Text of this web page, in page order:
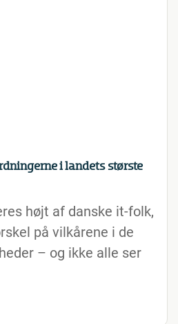
i landets største
højt af danske it-folk,
på vilkårene i de
– og ikke alle ser